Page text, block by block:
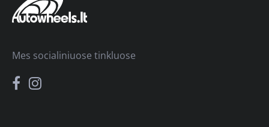
Mes socialiniuose tinkluose